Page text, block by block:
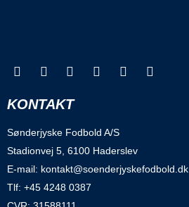
KONTAKT
Sønderjyske Fodbold A/S
Stadionvej 5, 6100 Haderslev
E-mail: kontakt@soenderjyskefodbold.dk
Tlf: +45 4248 0387